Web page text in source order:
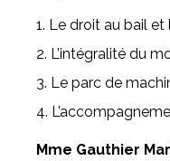
1. Le droit au bail
2. L’intégralité du
3. Le parc de
4.
Mme Gauthier